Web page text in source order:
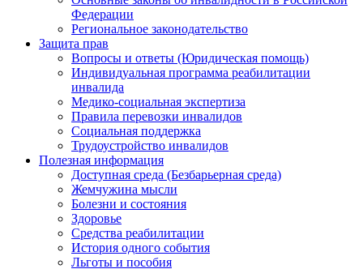
Федерации
Региональное законодательство
Защита прав
Вопросы и ответы (Юридическая помощь)
Индивидуальная программа реабилитации
инвалида
Медико-социальная экспертиза
Правила перевозки инвалидов
Социальная поддержка
Трудоустройство инвалидов
Полезная информация
Доступная среда (Безбарьерная среда)
Жемчужина мысли
Болезни и состояния
Здоровье
Средства реабилитации
История одного события
Льготы и пособия